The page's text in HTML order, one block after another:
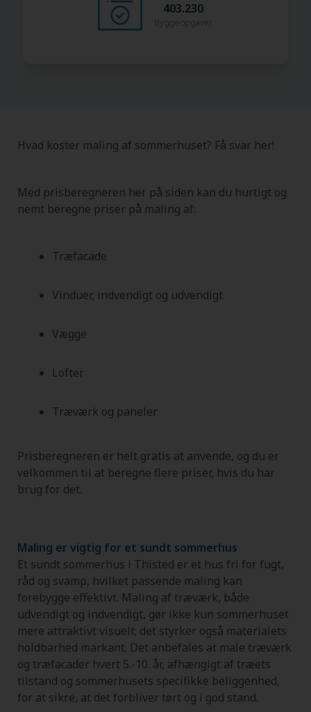
403.230
Byggeopgaver
Hvad koster maling af sommerhuset? Få svar her!
Med prisberegneren her på siden kan du hurtigt og
nemt beregne priser på maling af:
Træfacade
Vinduer, indvendigt og udvendigt
Vægge
Lofter
Træværk og paneler
Prisberegneren er helt gratis at anvende, og du er
velkommen til at beregne flere priser, hvis du har
brug for det.
Maling er vigtig for et sundt sommerhus
Et sundt sommerhus i Thisted er et hus fri for fugt,
råd og svamp, hvilket passende maling kan
forebygge effektivt. Maling af træværk, både
udvendigt og indvendigt, gør ikke kun sommerhuset
mere attraktivt visuelt; det styrker også materialets
holdbarhed markant. Det anbefales at male træværk
og træfacader hvert 5.-10. år, afhængigt af træets
tilstand og sommerhusets specifikke beliggenhed,
for at sikre, at det forbliver tørt og i god stand.